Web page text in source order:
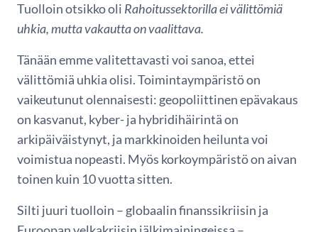
Tuolloin otsikko oli Rahoitussektorilla ei välittömiä
uhkia, mutta vakautta on vaalittava.
Tänään emme valitettavasti voi sanoa, ettei
välittömiä uhkia olisi. Toimintaympäristö on
vaikeutunut olennaisesti: geopoliittinen epävakaus
on kasvanut, kyber- ja hybridihäirintä on
arkipäiväistynyt, ja markkinoiden heilunta voi
voimistua nopeasti. Myös korkoympäristö on aivan
toinen kuin 10 vuotta sitten.
Silti juuri tuolloin – globaalin finanssikriisin ja